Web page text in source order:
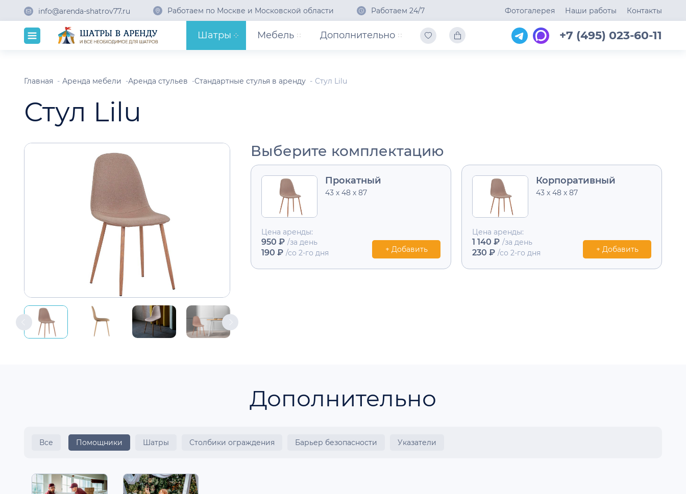
info@arenda-shatrov77.ru Работаем по Москве и Московской области Работаем 24/7 Фотогалерея Наши работы Контакты
Шатры Мебель Дополнительно +7 (495) 023-60-11
Главная Аренда мебели Аренда стульев Стандартные стулья в аренду Стул Lilu
Стул Lilu
Выберите комплектацию
Прокатный
43 х 48 х 87
Цена аренды:
950 ₽ /за день
190 ₽ /со 2-го дня + Добавить
Корпоративный
43 х 48 х 87
Цена аренды:
1 140 ₽ /за день
230 ₽ /со 2-го дня + Добавить
Дополнительно
Все Помощники Шатры Столбики ограждения Барьер безопасности Указатели